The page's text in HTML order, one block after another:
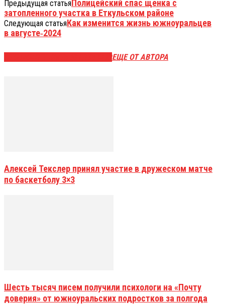
Предыдущая статьяПолицейский спас щенка с
затопленного участка в Еткульском районе
Следующая статьяКак изменится жизнь южноуральцев
в августе‑2024
ЕЩЕ ОТ АВТОРА
Алексей Текслер принял участие в дружеском матче
по баскетболу 3×3
Шесть тысяч писем получили психологи на «Почту
доверия» от южноуральских подростков за полгода